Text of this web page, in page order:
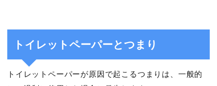
トイレットペーパーとつまり
トイレットペーパーが原因で起こるつまりは、一般的